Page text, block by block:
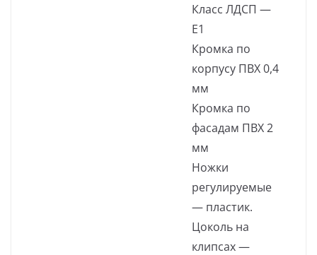
Класс ЛДСП —
Е1
Кромка по
корпусу ПВХ 0,4
мм
Кромка по
фасадам ПВХ 2
мм
Ножки
регулируемые
— пластик.
Цоколь на
клипсах —